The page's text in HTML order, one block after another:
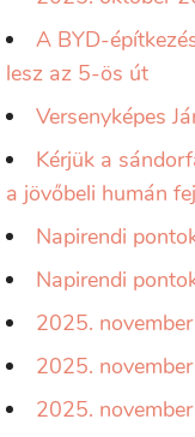
A BYD-
lesz az 5-ös út
Versenyképes
Kérjük a
a jövőbeli humán
Napirendi
Napirendi
2025.
2025.
2025.